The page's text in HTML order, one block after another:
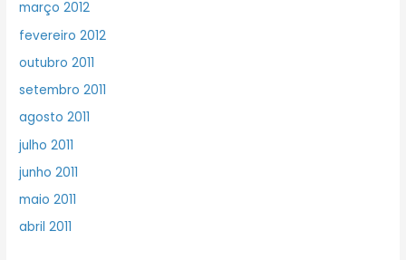
março 2012
fevereiro 2012
outubro 2011
setembro 2011
agosto 2011
julho 2011
junho 2011
maio 2011
abril 2011